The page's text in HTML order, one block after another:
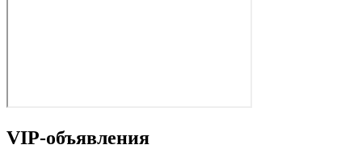
VIP-объявления